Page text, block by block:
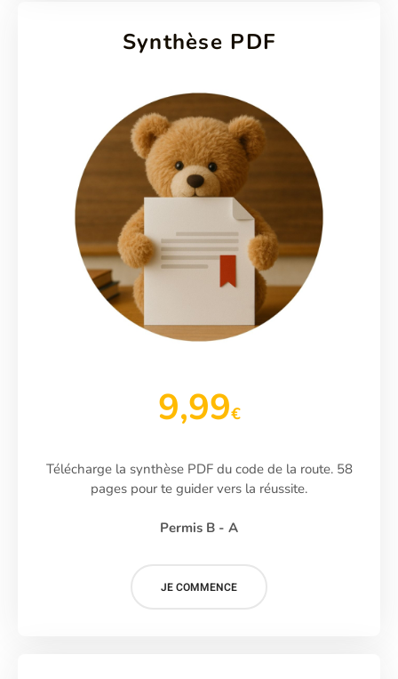
Synthèse PDF
9,99€
Télécharge la synthèse PDF du code de la route. 58
pages pour te guider vers la réussite.
Permis B - A
JE COMMENCE